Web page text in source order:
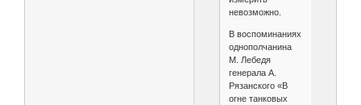
невозможно.
В воспоминаниях
однополчанина
М. Ле­бедя
генерала А.
Рязанского «В
огне танковых